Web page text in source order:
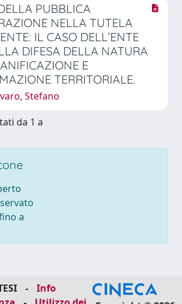
PUBBLICA
NELLA TUTELA
IL CASO DELL’ENTE
DIFESA DELLA NATURA
E
TERRITORIALE.
Stefano
da 1 a
a
-
Info